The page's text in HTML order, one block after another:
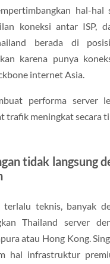
hal-
koneksi antar ISP,
berada di
karena punya
internet Asia.
performa server
trafik meningkat secara
tidak langsung
terlalu teknis, banyak
Thailand server
atau Hong Kong.
hal infrastruktur